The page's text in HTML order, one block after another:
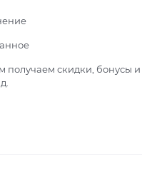
получаем скидки, бонусы